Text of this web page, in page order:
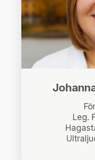
Leg.